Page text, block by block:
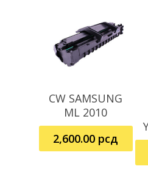
Dodaj U Korpu
CW SAMSUNG
ML 2010
2,600.00 рсд